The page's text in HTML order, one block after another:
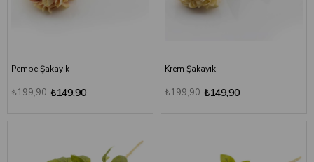
Pembe Şakayık
₺149,90
₺199,90
Krem Şakayık
₺149,90
₺199,90